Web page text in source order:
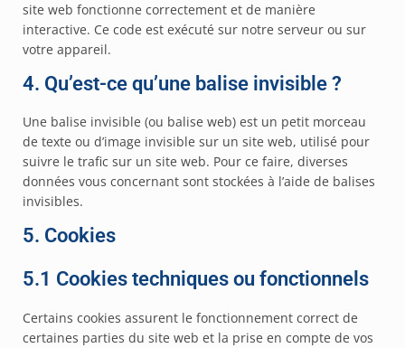
site web fonctionne correctement et de manière
interactive. Ce code est exécuté sur notre serveur ou sur
votre appareil.
4. Qu’est-ce qu’une balise invisible ?
Une balise invisible (ou balise web) est un petit morceau
de texte ou d’image invisible sur un site web, utilisé pour
suivre le trafic sur un site web. Pour ce faire, diverses
données vous concernant sont stockées à l’aide de balises
invisibles.
5. Cookies
5.1 Cookies techniques ou fonctionnels
Certains cookies assurent le fonctionnement correct de
certaines parties du site web et la prise en compte de vos